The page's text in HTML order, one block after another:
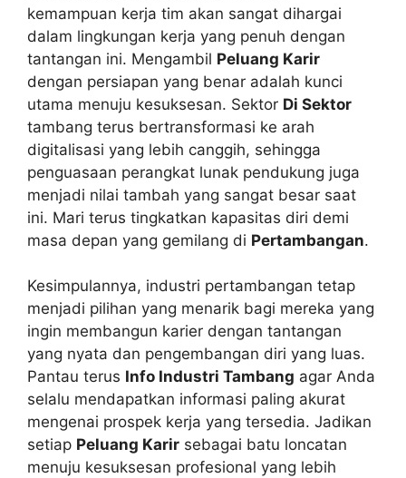
kemampuan kerja tim akan sangat dihargai
dalam lingkungan kerja yang penuh dengan
tantangan ini. Mengambil Peluang Karir
dengan persiapan yang benar adalah kunci
utama menuju kesuksesan. Sektor Di Sektor
tambang terus bertransformasi ke arah
digitalisasi yang lebih canggih, sehingga
penguasaan perangkat lunak pendukung juga
menjadi nilai tambah yang sangat besar saat
ini. Mari terus tingkatkan kapasitas diri demi
masa depan yang gemilang di Pertambangan.
Kesimpulannya, industri pertambangan tetap
menjadi pilihan yang menarik bagi mereka yang
ingin membangun karier dengan tantangan
yang nyata dan pengembangan diri yang luas.
Pantau terus Info Industri Tambang agar Anda
selalu mendapatkan informasi paling akurat
mengenai prospek kerja yang tersedia. Jadikan
setiap Peluang Karir sebagai batu loncatan
menuju kesuksesan profesional yang lebih